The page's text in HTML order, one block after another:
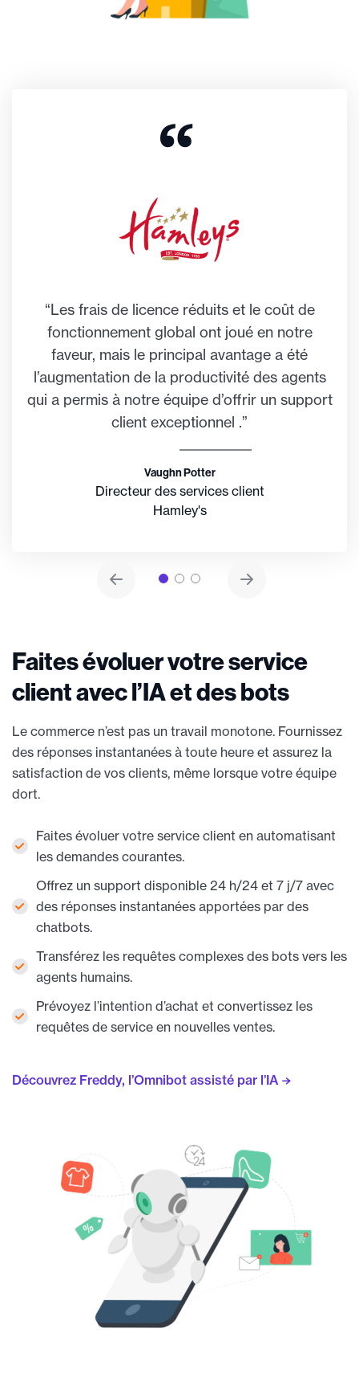
“Les frais de licence réduits et le coût de
fonctionnement global ont joué en notre
faveur, mais le principal avantage a été
l’augmentation de la productivité des agents
qui a permis à notre équipe d’offrir un support
client exceptionnel .”
Vaughn Potter
Directeur des services client
Hamley's
Faites évoluer votre service
client avec l’IA et des bots
Le commerce n’est pas un travail monotone. Fournissez
des réponses instantanées à toute heure et assurez la
satisfaction de vos clients, même lorsque votre équipe
dort.
Faites évoluer votre service client en automatisant
les demandes courantes.
Offrez un support disponible 24 h/24 et 7 j/7 avec
des réponses instantanées apportées par des
chatbots.
Transférez les requêtes complexes des bots vers les
agents humains.
Prévoyez l’intention d’achat et convertissez les
requêtes de service en nouvelles ventes.
Découvrez Freddy, l’Omnibot assisté par l’IA